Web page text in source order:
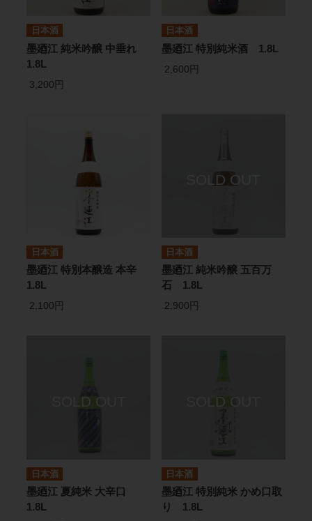
日本酒
墨廼江 純米吟醸 中垂れ
1.8L
3,200円
日本酒
墨廼江 特別純米酒 1.8L
2,600円
日本酒
墨廼江 特別本醸造 本辛
1.8L
2,100円
日本酒
墨廼江 純米吟醸 五百万
石 1.8L
2,900円
日本酒
墨廼江 夏純米 大辛口
1.8L
日本酒
墨廼江 特別純米 かめ口取
り 1.8L